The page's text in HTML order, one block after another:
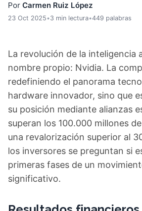
Por Carmen Ruiz López
23 Oct 2025•3 min lectura•449 palabras
La revolución de la inteligencia
nombre propio: Nvidia. La
redefiniendo el panorama
hardware innovador, sino que
su posición mediante alianzas
superan los 100.000 millones
una revalorización superior al
los inversores se preguntan si
primeras fases de un
significativo.